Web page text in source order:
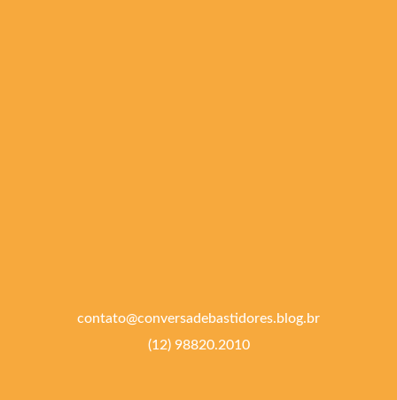
contato@conversadebastidores.blog.br
(12) 98820.2010